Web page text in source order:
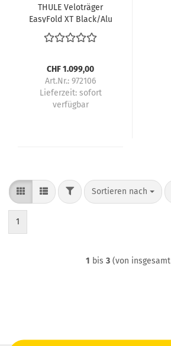
THULE Veloträger
EasyFold XT Black/Alu
für 3 Velos
CHF 1.099,00
Art.Nr.: 972106
Lieferzeit: sofort
verfügbar
FILTERSortieren nach
Sortieren nach
1
1 bis 3(von insgesamt